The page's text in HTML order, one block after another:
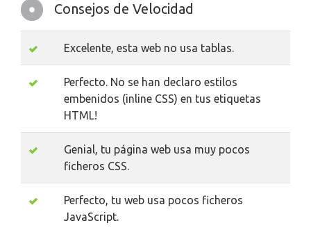
Consejos de Velocidad
Excelente, esta web no usa tablas.
Perfecto. No se han declaro estilos
embenidos (inline CSS) en tus etiquetas
HTML!
Genial, tu página web usa muy pocos
ficheros CSS.
Perfecto, tu web usa pocos ficheros
JavaScript.